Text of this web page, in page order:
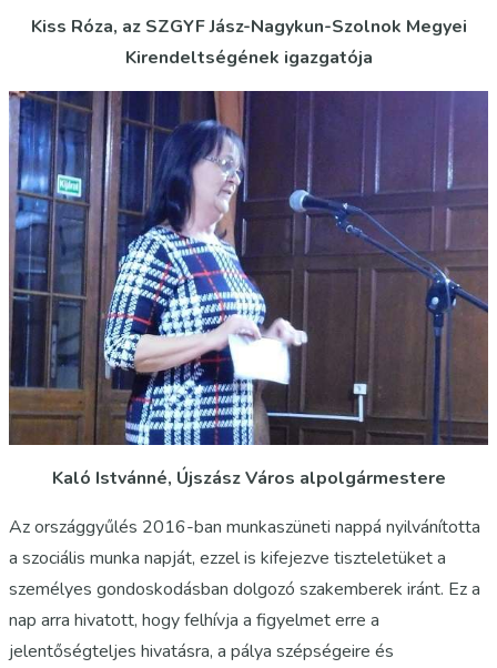
Kiss Róza, az SZGYF Jász-Nagykun-Szolnok Megyei
Kirendeltségének igazgatója
Kaló Istvánné, Újszász Város alpolgármestere
Az országgyűlés 2016-ban munkaszüneti nappá nyilvánította
a szociális munka napját, ezzel is kifejezve tiszteletüket a
személyes gondoskodásban dolgozó szakemberek iránt. Ez a
nap arra hivatott, hogy felhívja a figyelmet erre a
jelentőségteljes hivatásra, a pálya szépségeire és